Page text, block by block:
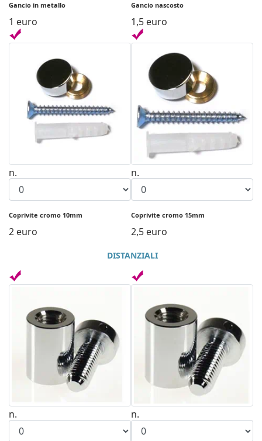
Gancio in metallo
1 euro
Gancio nascosto
1,5 euro
n.
Coprivite cromo 10mm
2 euro
n.
Coprivite cromo 15mm
2,5 euro
DISTANZIALI
n. n.